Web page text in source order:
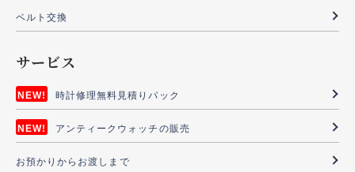
ベルト交換
サービス
時計修理無料見積りパック
アンティークウォッチの販売
お預かりからお渡しまで